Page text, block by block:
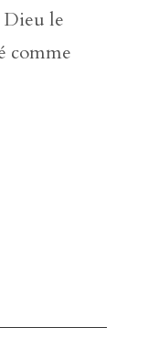
Dieu le
comme